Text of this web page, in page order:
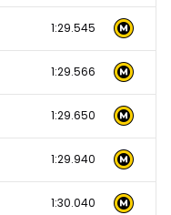
1:29.545
1:29.566
1:29.650
1:29.940
1:30.040